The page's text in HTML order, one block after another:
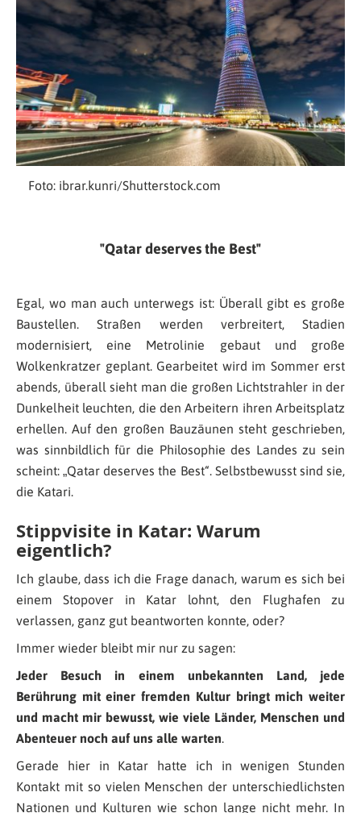
Foto: ibrar.kunri/Shutterstock.com
Qatar deserves the Best
Egal, wo man auch unterwegs ist: Überall gibt es große
Baustellen. Straßen werden verbreitert, Stadien
modernisiert, eine Metrolinie gebaut und große
Wolkenkratzer geplant. Gearbeitet wird im Sommer erst
abends, überall sieht man die großen Lichtstrahler in der
Dunkelheit leuchten, die den Arbeitern ihren Arbeitsplatz
erhellen. Auf den großen Bauzäunen steht geschrieben,
was sinnbildlich für die Philosophie des Landes zu sein
scheint: „Qatar deserves the Best“. Selbstbewusst sind sie,
die Katari.
Stippvisite in Katar: Warum
eigentlich?
Ich glaube, dass ich die Frage danach, warum es sich bei
einem Stopover in Katar lohnt, den Flughafen zu
verlassen, ganz gut beantworten konnte, oder?
Immer wieder bleibt mir nur zu sagen:
Jeder Besuch in einem unbekannten Land, jede
Berührung mit einer fremden Kultur bringt mich weiter
und macht mir bewusst, wie viele Länder, Menschen und
Abenteuer noch auf uns alle warten
Gerade hier in Katar hatte ich in wenigen Stunden
Kontakt mit so vielen Menschen der unterschiedlichsten
Nationen und Kulturen wie schon lange nicht mehr. In